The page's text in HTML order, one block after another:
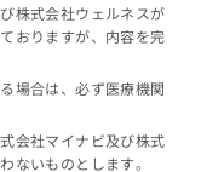
株式会社ウェルネスが
おりますが、内容を完
場合は、必ず医療機関
会社マイナビ及び株式
ないものとします。